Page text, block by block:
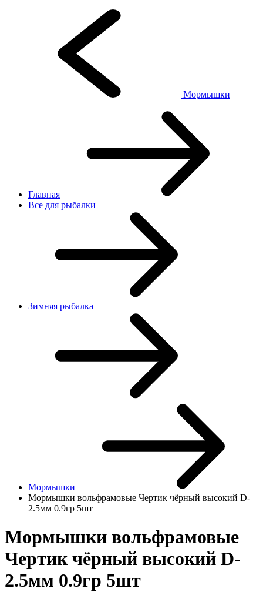
Мормышки
Главная
Все для рыбалки
Зимняя рыбалка
Мормышки
Мормышки вольфрамовые Чертик чёрный высокий D-
2.5мм 0.9гр 5шт
Мормышки вольфрамовые
Чертик чёрный высокий D-
2.5мм 0.9гр 5шт